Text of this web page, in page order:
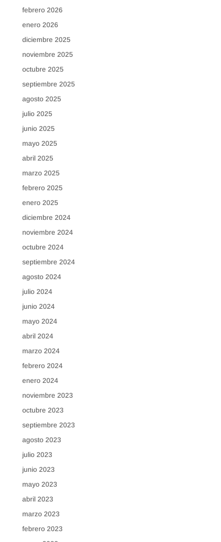
febrero 2026
enero 2026
diciembre 2025
noviembre 2025
octubre 2025
septiembre 2025
agosto 2025
julio 2025
junio 2025
mayo 2025
abril 2025
marzo 2025
febrero 2025
enero 2025
diciembre 2024
noviembre 2024
octubre 2024
septiembre 2024
agosto 2024
julio 2024
junio 2024
mayo 2024
abril 2024
marzo 2024
febrero 2024
enero 2024
noviembre 2023
octubre 2023
septiembre 2023
agosto 2023
julio 2023
junio 2023
mayo 2023
abril 2023
marzo 2023
febrero 2023